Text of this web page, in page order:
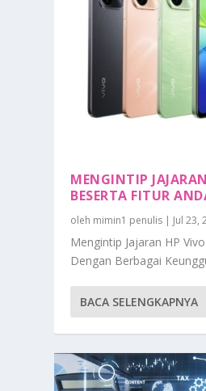
MENGINTIP
BESERTA FITUR
oleh mimin1 penulis | Jul 23,
Mengintip Jajaran HP
Dengan Berbagai
BACA SELENGKAPNYA